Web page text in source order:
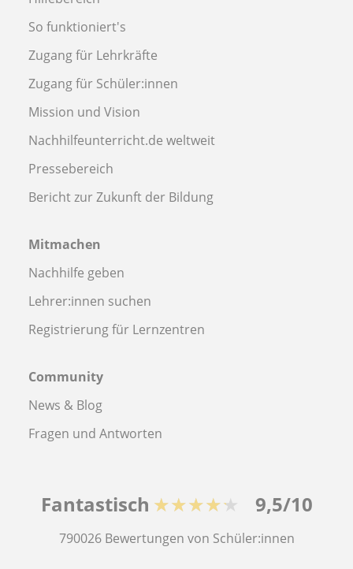
So funktioniert's
Zugang für Lehrkräfte
Zugang für Schüler:innen
Mission und Vision
Nachhilfeunterricht.de weltweit
Pressebereich
Bericht zur Zukunft der Bildung
Mitmachen
Nachhilfe geben
Lehrer:innen suchen
Registrierung für Lernzentren
Community
News & Blog
Fragen und Antworten
Fantastisch ★★★★★ 9,5/10
790026 Bewertungen von Schüler:innen